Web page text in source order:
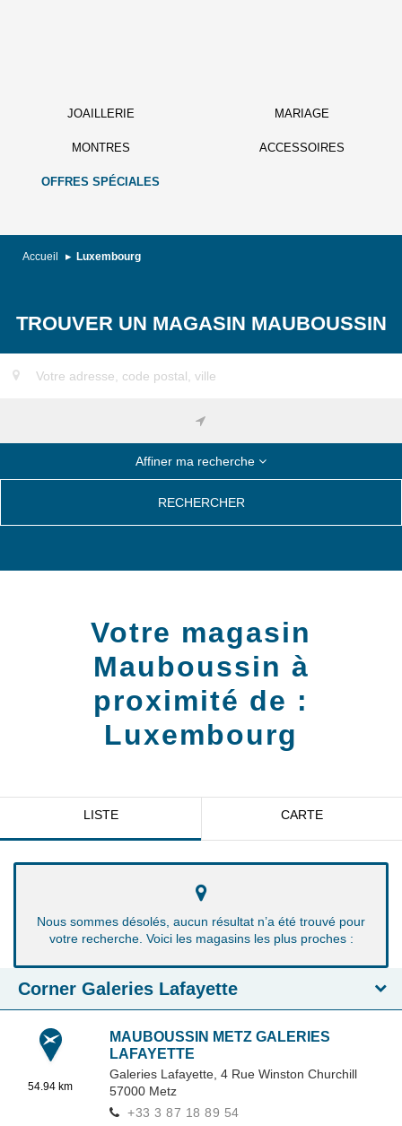
JOAILLERIE MARIAGE
MONTRES ACCESSOIRES
OFFRES SPÉCIALES
Accueil Luxembourg
TROUVER UN MAGASIN MAUBOUSSIN
Affiner ma recherche
RECHERCHER
Votre magasin
Mauboussin à
proximité de :
Luxembourg
LISTE CARTE
Nous sommes désolés, aucun résultat n’a été trouvé pour
votre recherche. Voici les magasins les plus proches :
Corner Galeries Lafayette
54.94 km
MAUBOUSSIN METZ GALERIES
LAFAYETTE
Galeries Lafayette, 4 Rue Winston Churchill
57000 Metz
+33 3 87 18 89 54